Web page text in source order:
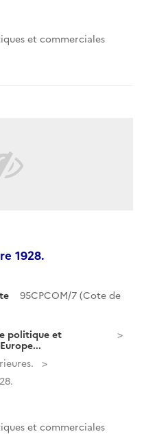
et commerciales
1928.
95CPCOM/7 (Cote de
politique et
et commerciales